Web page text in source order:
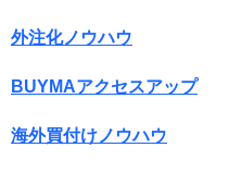
外注化ノウハウ
BUYMAアクセスアップ
海外買付けノウハウ